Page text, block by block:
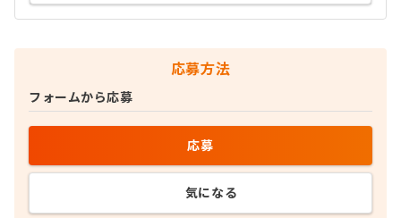
応募方法
フォームから応募
応募
気になる